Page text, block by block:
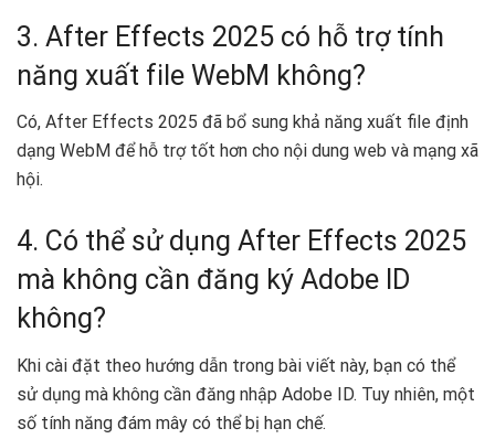
3. After Effects 2025 có hỗ trợ tính
năng xuất file WebM không?
Có, After Effects 2025 đã bổ sung khả năng xuất file định
dạng WebM để hỗ trợ tốt hơn cho nội dung web và mạng xã
hội.
4. Có thể sử dụng After Effects 2025
mà không cần đăng ký Adobe ID
không?
Khi cài đặt theo hướng dẫn trong bài viết này, bạn có thể
sử dụng mà không cần đăng nhập Adobe ID. Tuy nhiên, một
số tính năng đám mây có thể bị hạn chế.